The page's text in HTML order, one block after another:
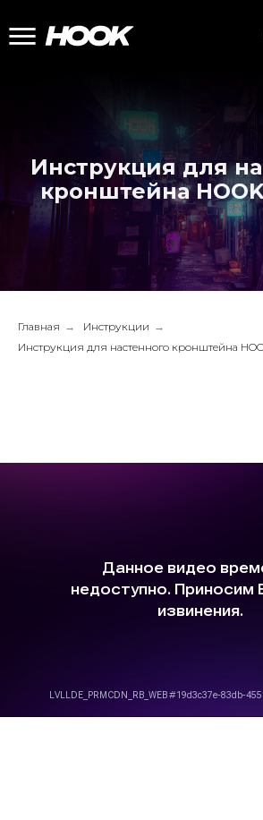
Инструкция для
кронштейна
Главная → Инструкции →
Инструкция для настенного кронштейна